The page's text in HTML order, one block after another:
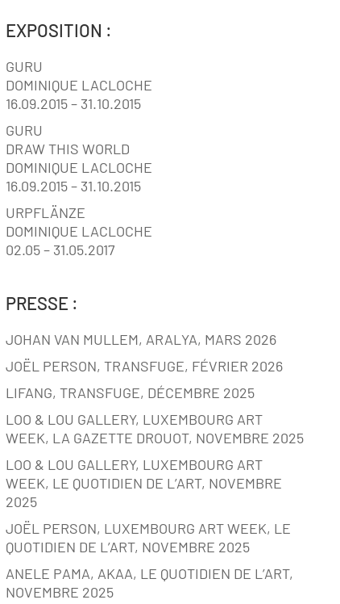
EXPOSITION :
GURU
DOMINIQUE LACLOCHE
16.09.2015 – 31.10.2015
GURU
DRAW THIS WORLD
DOMINIQUE LACLOCHE
16.09.2015 – 31.10.2015
URPFLÄNZE
DOMINIQUE LACLOCHE
02.05 – 31.05.2017
PRESSE :
JOHAN VAN MULLEM, ARALYA, MARS 2026
JOËL PERSON, TRANSFUGE, FÉVRIER 2026
LIFANG, TRANSFUGE, DÉCEMBRE 2025
LOO & LOU GALLERY, LUXEMBOURG ART
WEEK, LA GAZETTE DROUOT, NOVEMBRE 2025
LOO & LOU GALLERY, LUXEMBOURG ART
WEEK, LE QUOTIDIEN DE L’ART, NOVEMBRE
2025
JOËL PERSON, LUXEMBOURG ART WEEK, LE
QUOTIDIEN DE L’ART, NOVEMBRE 2025
ANELE PAMA, AKAA, LE QUOTIDIEN DE L’ART,
NOVEMBRE 2025